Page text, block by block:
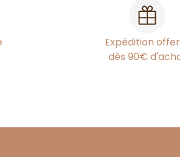
Expédition
dès 90€